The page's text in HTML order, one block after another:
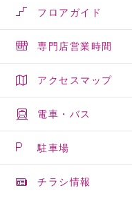
フロアガイド
専門店営業時間
アクセスマップ
電車・バス
駐車場
チラシ情報